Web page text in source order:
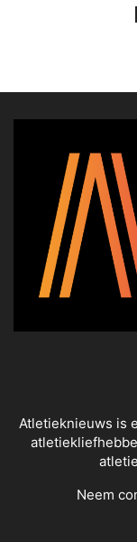
Atletieknieuws is
Neem